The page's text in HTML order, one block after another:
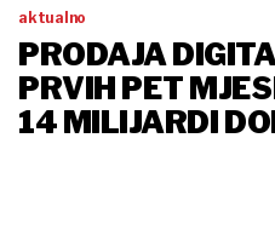
aktualno
PRODAJA
PRVIH PET
14 MILIJARDI